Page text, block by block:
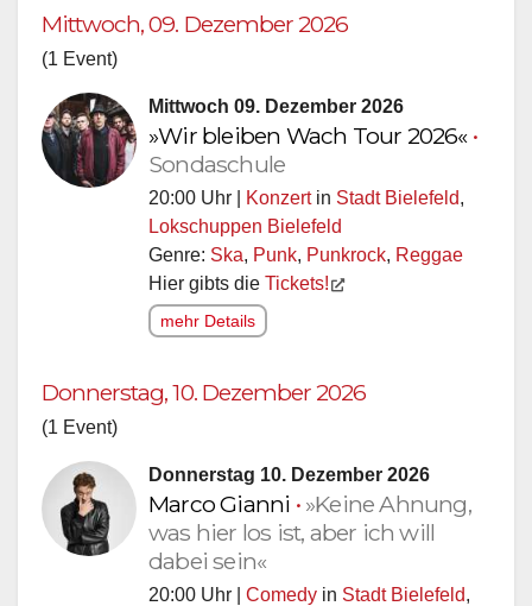
Mittwoch, 09. Dezember 2026
(1 Event)
Mittwoch 09. Dezember 2026
»Wir bleiben Wach Tour 2026« •
Sondaschule
20:00 Uhr | Konzertin Stadt Bielefeld,
Lokschuppen Bielefeld
Genre: Ska, Punk, Punkrock, Reggae
Hier gibts die Tickets!
mehr Details
Donnerstag, 10. Dezember 2026
(1 Event)
Donnerstag 10. Dezember 2026
Marco Gianni • »Keine Ahnung,
was hier los ist, aber ich will
dabei sein«
20:00 Uhr | Comedy in Stadt Bielefeld,